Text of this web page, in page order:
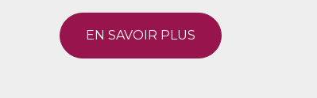
EN SAVOIR PLUS